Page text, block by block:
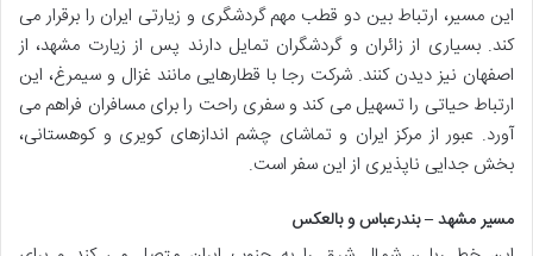
این مسیر، ارتباط بین دو قطب مهم گردشگری و زیارتی ایران را برقرار می
کند. بسیاری از زائران و گردشگران تمایل دارند پس از زیارت مشهد، از
اصفهان نیز دیدن کنند. شرکت رجا با قطارهایی مانند غزال و سیمرغ، این
ارتباط حیاتی را تسهیل می کند و سفری راحت را برای مسافران فراهم می
آورد. عبور از مرکز ایران و تماشای چشم اندازهای کویری و کوهستانی،
بخش جدایی ناپذیری از این سفر است.
مسیر مشهد – بندرعباس و بالعکس